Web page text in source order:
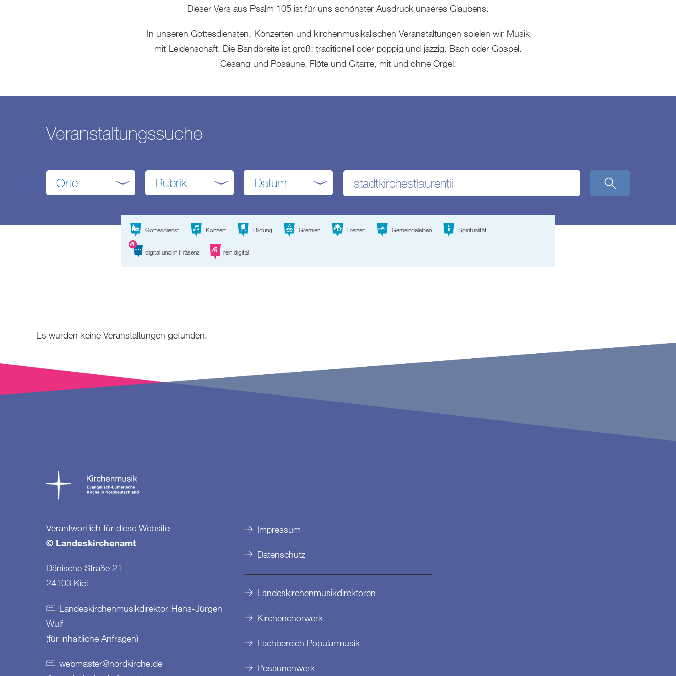
Dieser Vers aus Psalm 105 ist für uns schönster Ausdruck unseres Glaubens.
In unseren Gottesdiensten, Konzerten und kirchenmusikalischen Veranstaltungen spielen wir Musik
mit Leidenschaft. Die Bandbreite ist groß: traditionell oder poppig und jazzig. Bach oder Gospel.
Gesang und Posaune, Flöte und Gitarre, mit und ohne Orgel.
Veranstaltungssuche
Orte Rubrik Datum
Gottesdienst Konzert Bildung Gremien Freizeit Gemeindeleben Spiritualität
digital und in Präsenz rein digital
Es wurden keine Veranstaltungen gefunden.
Verantwortlich für diese Website
© Landeskirchenamt
Dänische Straße 21
24103 Kiel
Landeskirchenmusikdirektor Hans-Jürgen
Wulf
(für inhaltliche Anfragen)
webmaster@nordkirche.de
Impressum
Datenschutz
Landeskirchenmusikdirektoren
Kirchenchorwerk
Fachbereich Popularmusik
Posaunenwerk